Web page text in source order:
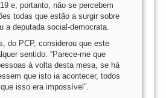
e, portanto, não se percebem
todas que estão a surgir sobre
a deputada social-democrata.
do PCP, considerou que este
sentido: “Parece-me que
à volta desta mesa, se há
que isto ia acontecer, todos
isso era impossível”.